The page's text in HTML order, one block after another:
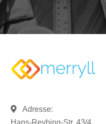
Adresse:
Hans-Reyhing-Str. 43/4